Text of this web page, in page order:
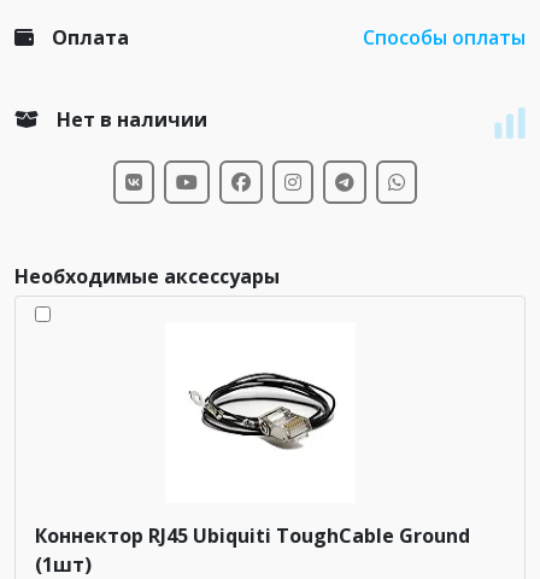
Оплата Способы оплаты
Нет в наличии
Необходимые аксессуары
Коннектор RJ45 Ubiquiti ToughCable Ground
(1шт)